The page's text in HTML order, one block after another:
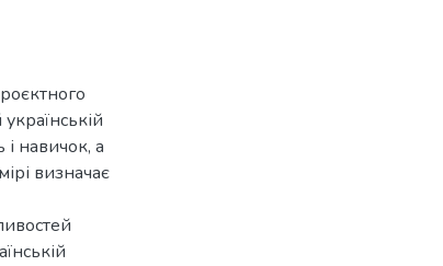
і навичок, а
визначає